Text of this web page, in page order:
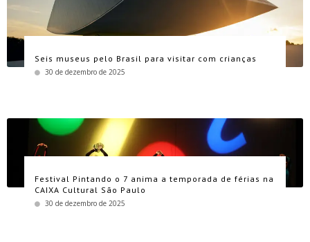
Seis museus pelo Brasil para visitar com crianças
30 de dezembro de 2025
Festival Pintando o 7 anima a temporada de férias na
CAIXA Cultural São Paulo
30 de dezembro de 2025